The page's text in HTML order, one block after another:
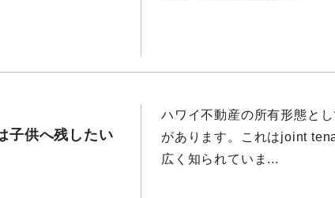
子供へ残したい
ハワイ不動産の所有形態と
があります。これはjoint
広く知られていま...